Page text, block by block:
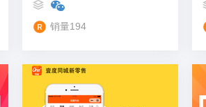
销量194